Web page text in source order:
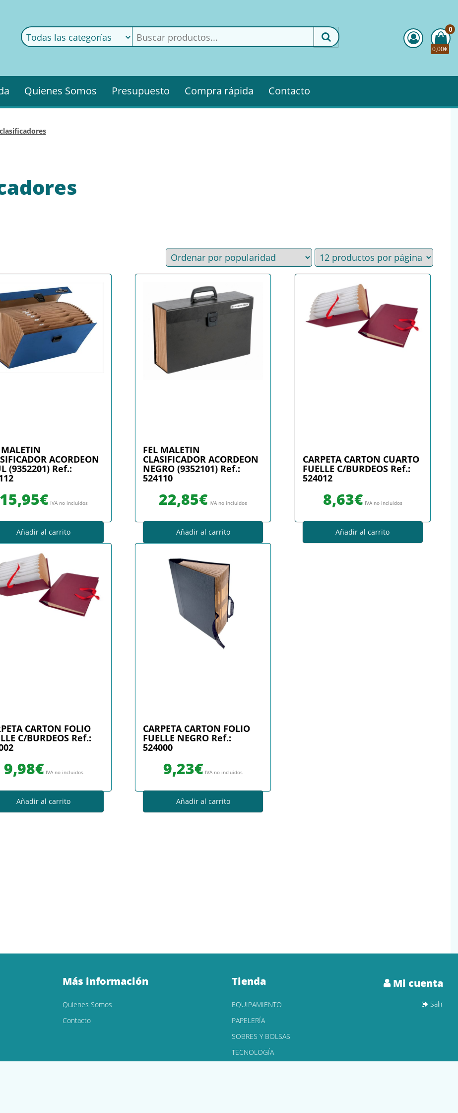
0
0,00€
Quienes Somos Presupuesto Compra rápida Contacto
ACORDEON
(9352201) Ref.:
15,95€ IVA no incluidos
Añadir al carrito
FEL MALETIN
CLASIFICADOR ACORDEON
NEGRO (9352101) Ref.:
524110
22,85€ IVA no incluidos
Añadir al carrito
CARPETA CARTON CUARTO
FUELLE C/BURDEOS Ref.:
524012
8,63€ IVA no incluidos
Añadir al carrito
CARTON FOLIO
C/BURDEOS Ref.:
9,98€ IVA no incluidos
Añadir al carrito
CARPETA CARTON FOLIO
FUELLE NEGRO Ref.:
524000
9,23€ IVA no incluidos
Añadir al carrito
Más información
Quienes Somos
Contacto
Tienda
EQUIPAMIENTO
PAPELERÍA
SOBRES Y BOLSAS
TECNOLOGÍA
Mi cuenta
Salir